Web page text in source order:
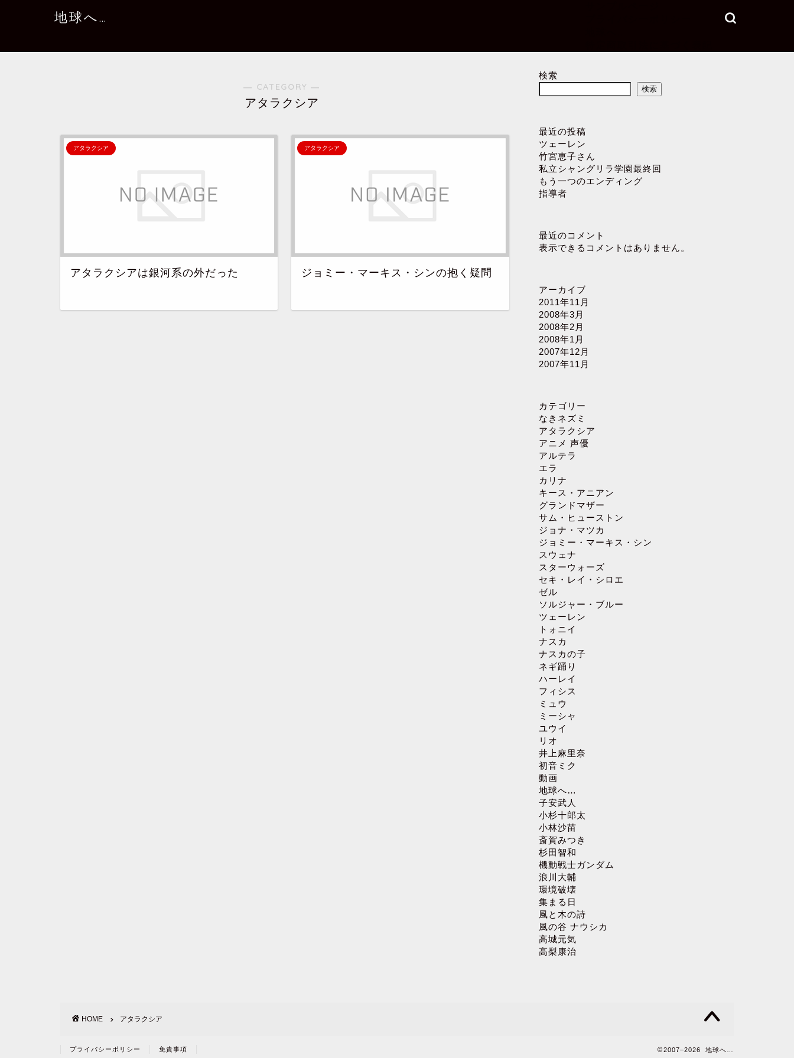
地球へ…
― CATEGORY ―
アタラクシア
アタラクシア
アタラクシアは銀河系の外だった
アタラクシア
ジョミー・マーキス・シンの抱く疑問
検索
検索
最近の投稿
ツェーレン
竹宮恵子さん
私立シャングリラ学園最終回
もう一つのエンディング
指導者
最近のコメント
表示できるコメントはありません。
アーカイブ
2011年11月
2008年3月
2008年2月
2008年1月
2007年12月
2007年11月
カテゴリー
なきネズミ
アタラクシア
アニメ 声優
アルテラ
エラ
カリナ
キース・アニアン
グランドマザー
サム・ヒューストン
ジョナ・マツカ
ジョミー・マーキス・シン
スウェナ
スターウォーズ
セキ・レイ・シロエ
ゼル
ソルジャー・ブルー
ツェーレン
トォニイ
ナスカ
ナスカの子
ネギ踊り
ハーレイ
フィシス
ミュウ
ミーシャ
ユウイ
リオ
井上麻里奈
初音ミク
動画
地球へ…
子安武人
小杉十郎太
小林沙苗
斎賀みつき
杉田智和
機動戦士ガンダム
浪川大輔
環境破壊
集まる日
風と木の詩
風の谷 ナウシカ
高城元気
高梨康治
HOME アタラクシア
プライバシーポリシー 免責事項 2007–2026 地球へ…